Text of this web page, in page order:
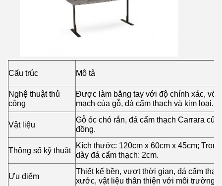
Cấu trúc Mô tả
Nghệ thuật thủ
công
Được làm bằng tay với độ chính xác, với
mạch của gỗ, đá cẩm thạch và kim loại.
Vật liệu
Gỗ óc chó rắn, đá cẩm thạch Carrara
đồng.
Thông số kỹ thuật
Kích thước: 120cm x 60cm x 45cm;
dày đá cẩm thạch: 2cm.
Ưu điểm
Thiết kế bền, vượt thời gian, đá cẩm
xước, vật liệu thân thiện với môi trường.